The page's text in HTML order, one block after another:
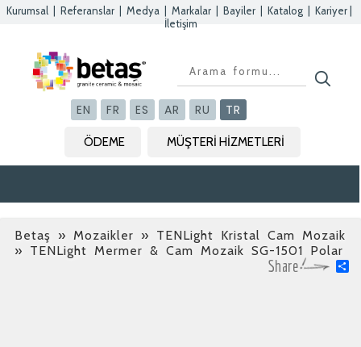
Kurumsal Referanslar Medya Markalar Bayiler Katalog Kariyer
İletişim
EN FR ES AR RU TR
ÖDEME MÜŞTERİ HİZMETLERİ
Betaş » Mozaikler » TENLight Kristal Cam Mozaik
» TENLight Mermer & Cam Mozaik SG-1501 Polar